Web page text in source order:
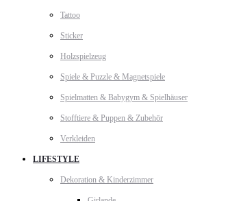
Tattoo
Sticker
Holzspielzeug
Spiele & Puzzle & Magnetspiele
Spielmatten & Babygym & Spielhäuser
Stofftiere & Puppen & Zubehör
Verkleiden
LIFESTYLE
Dekoration & Kinderzimmer